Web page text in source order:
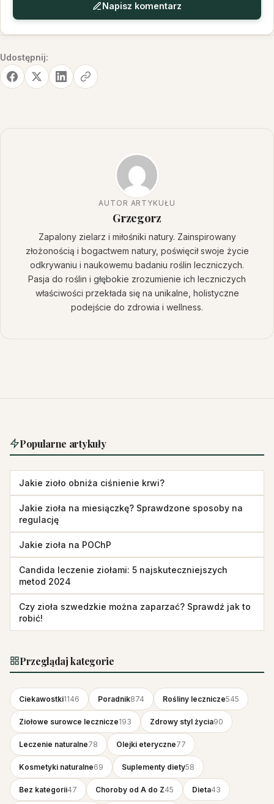
Napisz komentarz
Udostępnij:
AUTOR ARTYKUŁU
Grzegorz
Zapalony zielarz i miłośniki natury. Zainspirowany
złożonością i bogactwem natury, poświęcił swoje życie
odkrywaniu i naukowemu badaniu roślin leczniczych.
Pasja do roślin i głębokie zrozumienie ich leczniczych
właściwości przekłada się na unikalne, holistyczne
podejście do zdrowia i wellness.
Popularne artykuły
Jakie zioło obniża ciśnienie krwi?
Jakie zioła na miesiączkę? Sprawdzone sposoby na
regulację
Jakie zioła na POChP
Candida leczenie ziołami: 5 najskuteczniejszych
metod 2024
Czy zioła szwedzkie można zaparzać? Sprawdź jak to
robić!
Przeglądaj kategorie
Ciekawostki1146 Poradnik874 Rośliny lecznicze545
Ziołowe surowce lecznicze193 Zdrowy styl życia90
Leczenie naturalne78 Olejki eteryczne77
Kosmetyki naturalne69 Suplementy diety58
Bez kategorii47 Choroby od A do Z45 Dieta43